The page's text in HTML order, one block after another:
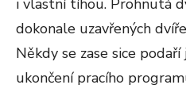
i vlastní tíhou. Prohnutá
dokonale uzavřených
Někdy se zase sice
ukončení pracího